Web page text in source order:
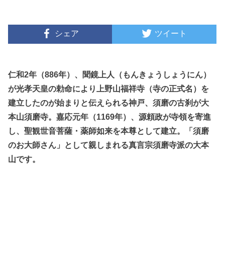
シェア ツイート
仁和2年（886年）、聞鏡上人（もんきょうしょうにん）
が光孝天皇の勅命により上野山福祥寺（寺の正式名）を
建立したのが始まりと伝えられる神戸、須磨の古刹が大
本山須磨寺。嘉応元年（1169年）、源頼政が寺領を寄進
し、聖観世音菩薩・薬師如来を本尊として建立。「須磨
のお大師さん」として親しまれる真言宗須磨寺派の大本
山です。